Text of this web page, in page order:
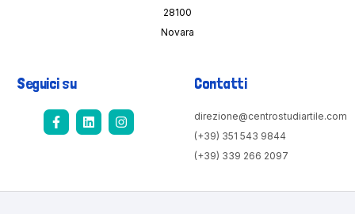
28100
Novara
Seguici su Contatti
direzione@centrostudiartile.com
(+39) 351 543 9844​
(+39) 339 266 2097